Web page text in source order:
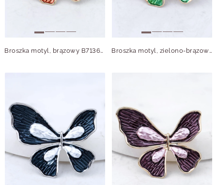
Broszka motyl, brązowy B713697Z00 Broszka motyl, zielono-brązowy B713699Z00